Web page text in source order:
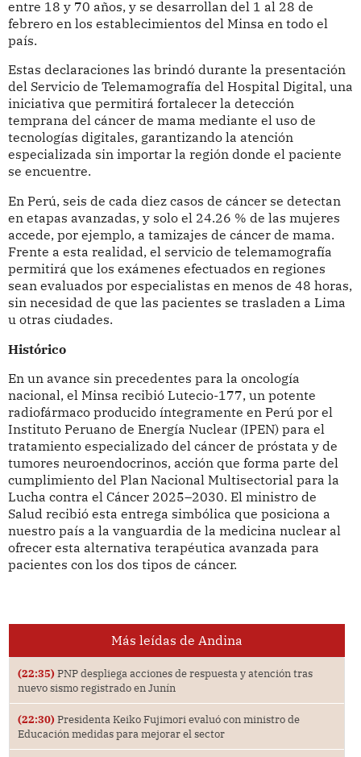
entre 18 y 70 años, y se desarrollan del 1 al 28 de
febrero en los establecimientos del Minsa en todo el
país.
Estas declaraciones las brindó durante la presentación
del Servicio de Telemamografía del Hospital Digital, una
iniciativa que permitirá fortalecer la detección
temprana del cáncer de mama mediante el uso de
tecnologías digitales, garantizando la atención
especializada sin importar la región donde el paciente
se encuentre.
En Perú, seis de cada diez casos de cáncer se detectan
en etapas avanzadas, y solo el 24.26 % de las mujeres
accede, por ejemplo, a tamizajes de cáncer de mama.
Frente a esta realidad, el servicio de telemamografía
permitirá que los exámenes efectuados en regiones
sean evaluados por especialistas en menos de 48 horas,
sin necesidad de que las pacientes se trasladen a Lima
u otras ciudades.
Histórico
En un avance sin precedentes para la oncología
nacional, el Minsa recibió Lutecio-177, un potente
radiofármaco producido íntegramente en Perú por el
Instituto Peruano de Energía Nuclear (IPEN) para el
tratamiento especializado del cáncer de próstata y de
tumores neuroendocrinos, acción que forma parte del
cumplimiento del Plan Nacional Multisectorial para la
Lucha contra el Cáncer 2025–2030. El ministro de
Salud recibió esta entrega simbólica que posiciona a
nuestro país a la vanguardia de la medicina nuclear al
ofrecer esta alternativa terapéutica avanzada para
pacientes con los dos tipos de cáncer.
Más leídas de Andina
(22:35) PNP despliega acciones de respuesta y atención tras
nuevo sismo registrado en Junín
(22:30) Presidenta Keiko Fujimori evaluó con ministro de
Educación medidas para mejorar el sector